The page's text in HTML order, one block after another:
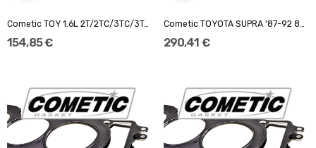
Cometic TOY 1.6L 2T/2TC/3TC/3T-EU 89mm.140" MLS...
154,85 €
Cometic TOYOTA SUPRA '87-92 86mm.140" "MLS...
290,41 €